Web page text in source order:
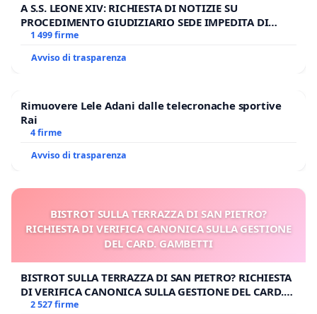
A S.S. LEONE XIV: RICHIESTA DI NOTIZIE SU
PROCEDIMENTO GIUDIZIARIO SEDE IMPEDITA DI
BENEDETTO XVI
1 499 firme
Avviso di trasparenza
Rimuovere Lele Adani dalle telecronache sportive
Rai
4 firme
Avviso di trasparenza
BISTROT SULLA TERRAZZA DI SAN PIETRO?
RICHIESTA DI VERIFICA CANONICA SULLA GESTIONE
DEL CARD. GAMBETTI
BISTROT SULLA TERRAZZA DI SAN PIETRO? RICHIESTA
DI VERIFICA CANONICA SULLA GESTIONE DEL CARD.
GAMBETTI
2 527 firme